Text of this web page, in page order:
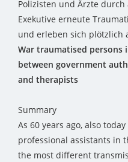
Polizisten und Ärzte
Exekutive erneute
und erleben sich plötzlich
War traumatised persons
between government
and therapists
Summary
As 60 years ago, also
professional assistants in
the most different